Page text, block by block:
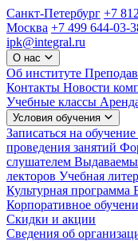
Санкт-Петербург +7
Москва +7 499 644-03-
ipk@integral.ru
О нас
Об институте
Контакты Новости
Учебные классы
Условия обучения
Записаться на обучение
проведения занятий
слушателем
лекторов Учебная
Культурная программа
Корпоративное
Скидки и акции
Сведения об